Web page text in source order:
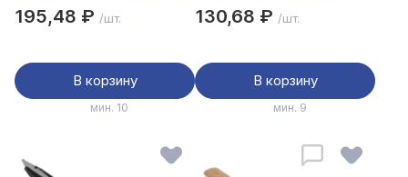
195,48 ₽ /шт.
В корзину
мин. 10
130,68 ₽ /шт.
В корзину
мин. 9